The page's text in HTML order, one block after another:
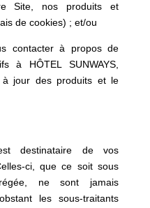
Site, nos produits et
de cookies) ; et/ou
contacter à propos de
à HÔTEL SUNWAYS,
à jour des produits et le
destinataire de vos
ci, que ce soit sous
ne sont jamais
les sous-traitants